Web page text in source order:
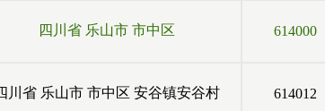
四川省 乐山市 市中区 614000
川省 乐山市 市中区 安谷镇安谷村 614012